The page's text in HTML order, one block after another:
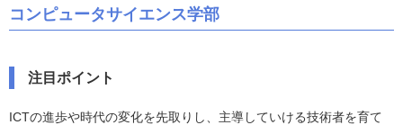
コンピュータサイエンス学部
注目ポイント
ICTの進歩や時代の変化を先取りし、主導していける技術者を育て